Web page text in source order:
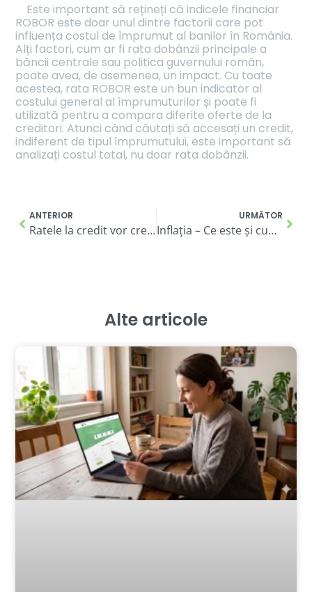
Este important să rețineți că indicele financiar
ROBOR este doar unul dintre factorii care pot
influența costul de împrumut al banilor în România.
Alți factori, cum ar fi rata dobânzii principale a
băncii centrale sau politica guvernului român,
poate avea, de asemenea, un impact. Cu toate
acestea, rata ROBOR este un bun indicator al
costului general al împrumuturilor și poate fi
utilizată pentru a compara diferite oferte de la
creditori. Atunci când căutați să accesați un credit,
indiferent de tipul împrumutului, este important să
analizați costul total, nu doar rata dobânzii.
ANTERIOR
Ratele la credit vor crește după 9 luni de amânare. Află cum poți evita „capcana financiară” în această perioadă
URMĂTOR
Inflația – Ce este și cum ne afectează? Află tot ce trebuie să știi despre acest subiect!
Alte articole